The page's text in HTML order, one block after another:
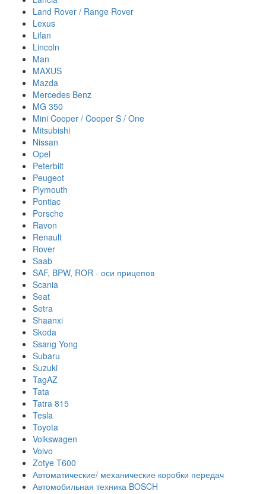
Land Rover / Range Rover
Lexus
Lifan
Lincoln
Man
MAXUS
Mazda
Mercedes Benz
MG 350
Mini Cooper / Cooper S / One
Mitsubishi
Nissan
Opel
Peterbilt
Peugeot
Plymouth
Pontiac
Porsche
Ravon
Renault
Rover
Saab
SAF, BPW, ROR - оси прицепов
Scania
Seat
Setra
Shaanxi
Skoda
Ssang Yong
Subaru
Suzuki
TagAZ
Tata
Tatra 815
Tesla
Toyota
Volkswagen
Volvo
Zotye T600
Автоматические/ механические коробки передач
Автомобильная техника BOSCH